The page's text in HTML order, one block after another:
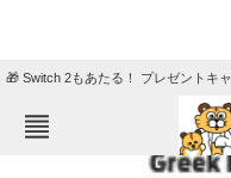
🎁 Switch 2もあたる！ プレゼントキ
ねとらぼメニュー